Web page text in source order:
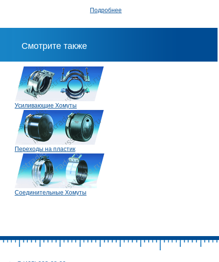
Подробнее
Смотрите также
Усиливающие Хомуты
Переходы на пластик
Соединительные Хомуты